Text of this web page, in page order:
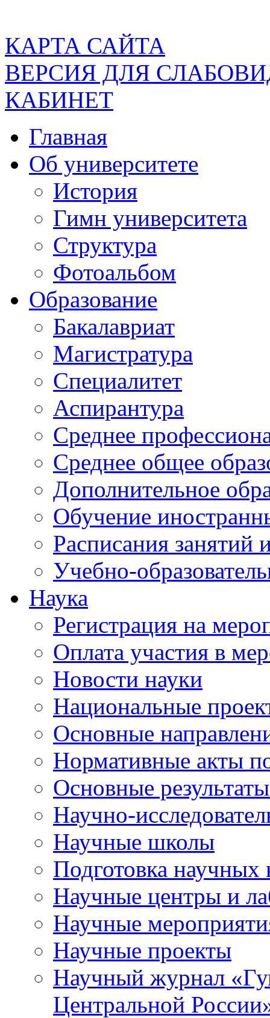
КАРТА САЙТА
ВЕРСИЯ ДЛЯ
КАБИНЕТ
Главная
Об университете
История
Гимн университета
Структура
Фотоальбом
Образование
Бакалавриат
Магистратура
Специалитет
Аспирантура
Среднее
Среднее общее
Дополнительное
Обучение
Расписания занятий
Учебно-
Наука
Регистрация на
Оплата участия в
Новости науки
Национальные
Основные
Нормативные акты
Основные
Научно-
Научные школы
Подготовка научных
Научные центры и
Научные
Научные проекты
Научный журнал «
Центральной